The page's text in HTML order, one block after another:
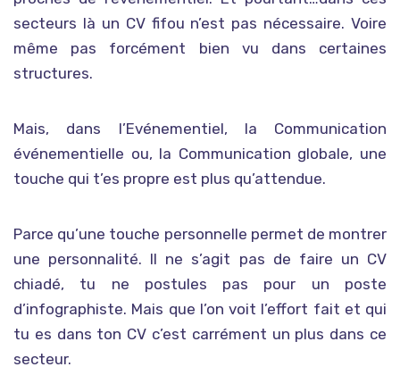
secteurs là un CV fifou n’est pas nécessaire. Voire
même pas forcément bien vu dans certaines
structures.
Mais, dans l’Evénementiel, la Communication
événementielle ou, la Communication globale, une
touche qui t’es propre est plus qu’attendue.
Parce qu’une touche personnelle permet de montrer
une personnalité. Il ne s’agit pas de faire un CV
chiadé, tu ne postules pas pour un poste
d’infographiste. Mais que l’on voit l’effort fait et qui
tu es dans ton CV c’est carrément un plus dans ce
secteur.